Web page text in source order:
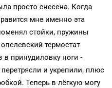
просто снесена. Когда
мне именно эта
стойки, пружины
термостат
в принудиловку ноги -
и укрепили, плюс
Теперь в лёгкую могу